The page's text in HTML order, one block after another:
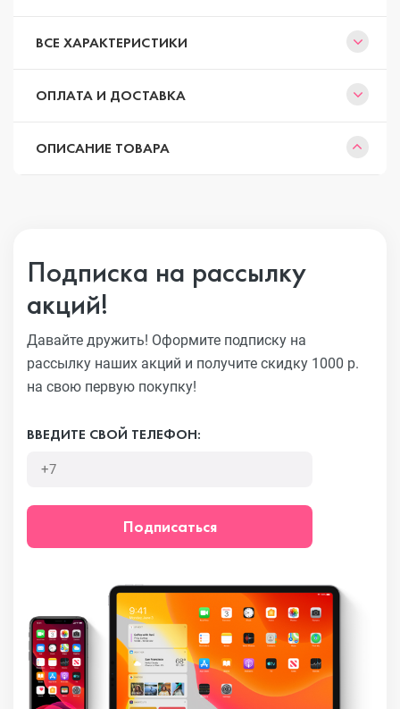
ВСЕ ХАРАКТЕРИСТИКИ
ОПЛАТА И ДОСТАВКА
ОПИСАНИЕ ТОВАРА
Подписка на рассылку
акций!
Давайте дружить! Оформите подписку на
рассылку наших акций и получите скидку 1000 р.
на свою первую покупку!
ВВЕДИТЕ СВОЙ ТЕЛЕФОН:
Подписаться